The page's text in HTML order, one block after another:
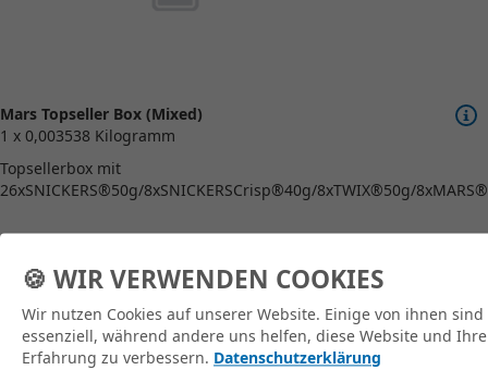
Mars Topseller Box (Mixed)
1 x 0,003538 Kilogramm
Topsellerbox mit
26xSNICKERS®50g/8xSNICKERSCrisp®40g/8xTWIX®50g/
zum Shop
🍪 WIR VERWENDEN COOKIES
Wir nutzen Cookies auf unserer Website. Einige von ihnen sind
essenziell, während andere uns helfen, diese Website und Ihre
Erfahrung zu verbessern. Datenschutzerklärung